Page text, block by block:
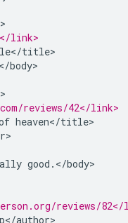
link>
</title
</body
reviews/42</link>
heaven</title
good . </body
reviews/
</author